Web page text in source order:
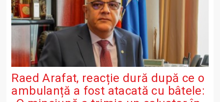
Raed Arafat, reacție dură după ce o
ambulanță a fost atacată cu bâtele: